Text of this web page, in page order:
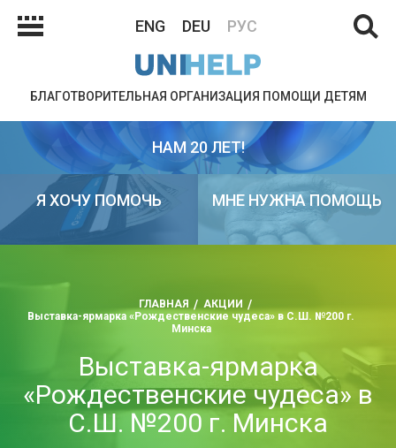
ENG DEU РУС
БЛАГОТВОРИТЕЛЬНАЯ ОРГАНИЗАЦИЯ ПОМОЩИ ДЕТЯМ
НАМ 20 ЛЕТ!
Я ХОЧУ ПОМОЧЬ МНЕ НУЖНА ПОМОЩЬ
ГЛАВНАЯ
АКЦИИ
Выставка-ярмарка «Рождественские чудеса» в С.Ш. №200 г.
Минска
Выставка-ярмарка
«Рождественские чудеса» в
С.Ш. №200 г. Минска